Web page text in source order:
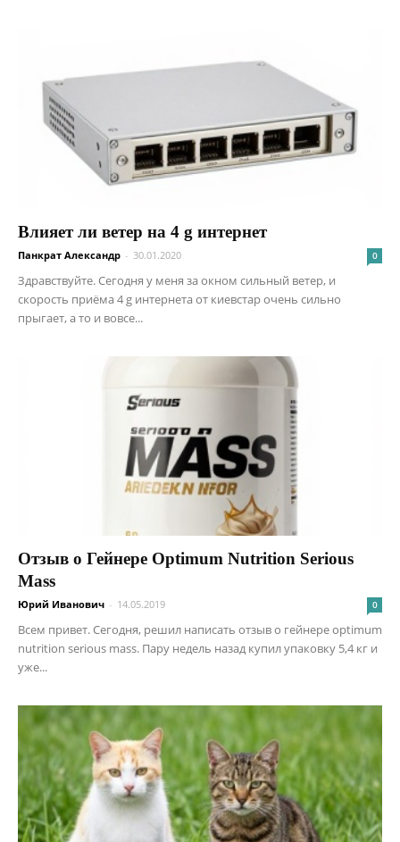
Влияет ли ветер на 4 g интернет
Панкрат Александр - 30.01.2020 0
Здравствуйте. Сегодня у меня за окном сильный ветер, и
скорость приёма 4 g интернета от киевстар очень сильно
прыгает, а то и вовсе...
Отзыв о Гейнере Optimum Nutrition Serious
Mass
Юрий Иванович - 14.05.2019 0
Всем привет. Сегодня, решил написать отзыв о гейнере optimum
nutrition serious mass. Пару недель назад купил упаковку 5,4 кг и
уже...